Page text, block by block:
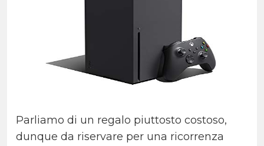
Parliamo di un regalo piuttosto costoso,
dunque da riservare per una ricorrenza